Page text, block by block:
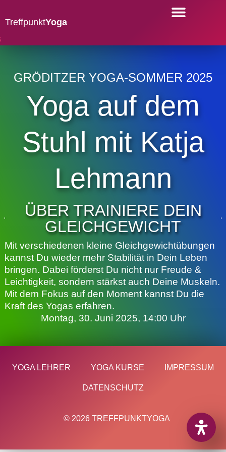
TreffpunktYoga
GRÖDITZER YOGA-SOMMER 2025
Yoga auf dem
Stuhl mit Katja
Lehmann
ÜBER TRAINIERE DEIN
GLEICHGEWICHT
Mit verschiedenen kleine Gleichgewichtübungen
kannst Du wieder mehr Stabilität in Dein Leben
bringen. Dabei förderst Du nicht nur Freude &
Leichtigkeit, sondern stärkst auch Deine Muskeln.
Mit dem Fokus auf den Moment kannst Du die
Kraft des Yogas erfahren.
Montag, 30. Juni 2025, 14:00 Uhr
YOGA LEHRER YOGA KURSE IMPRESSUM
DATENSCHUTZ
© 2026 TREFFPUNKTYOGA